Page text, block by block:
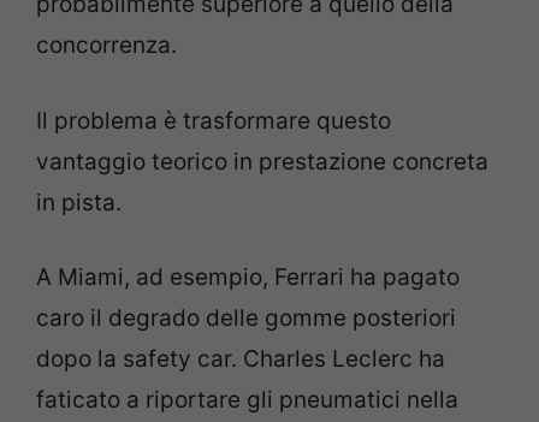
concorrenza.
Il problema è trasformare questo
vantaggio teorico in prestazione concreta
in pista.
A Miami, ad esempio, Ferrari ha pagato
caro il degrado delle gomme posteriori
dopo la safety car. Charles Leclerc ha
faticato a riportare gli pneumatici nella